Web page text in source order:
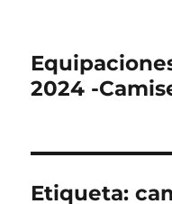
2024 -
Etiqueta: